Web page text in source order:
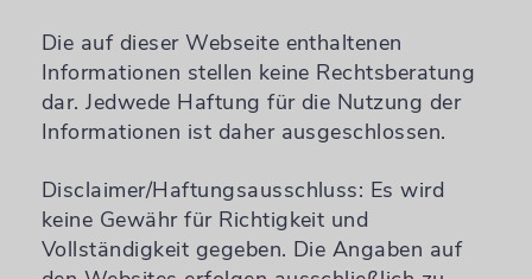
Die auf dieser Webseite enthaltenen
Informationen stellen keine Rechtsberatung
dar. Jedwede Haftung für die Nutzung der
Informationen ist daher ausgeschlossen.
Disclaimer/Haftungsausschluss: Es wird
keine Gewähr für Richtigkeit und
Vollständigkeit gegeben. Die Angaben auf